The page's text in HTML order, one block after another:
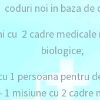
coduri noi in baza de
cu 2 cadre
biologice;
1 persoana pentru
1 misiune cu 2 cadre